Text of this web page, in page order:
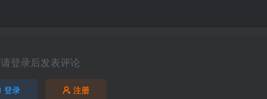
请登录后发表评论
登录 注册